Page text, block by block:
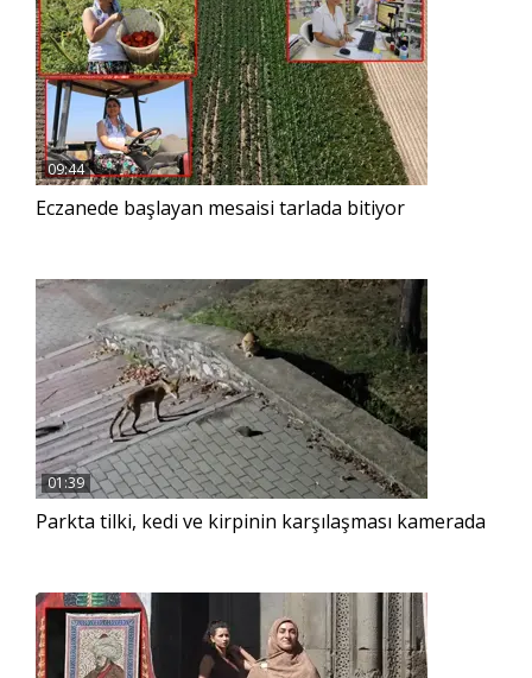
09:44
Eczanede başlayan mesaisi tarlada bitiyor
01:39
Parkta tilki, kedi ve kirpinin karşılaşması kamerada